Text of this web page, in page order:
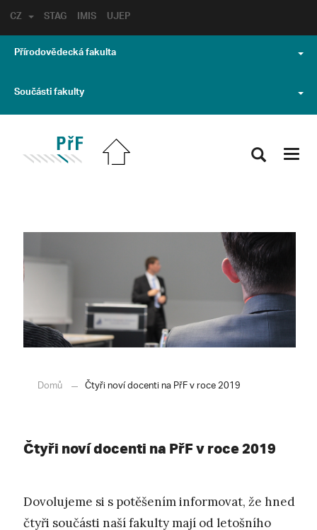
STAG IMIS UJEP
CZ
Přírodovědecká fakulta
Součásti fakulty
Domů Čtyři noví docenti na PřF v roce 2019
Čtyři noví docenti na PřF v roce 2019
Dovolujeme si s potěšením informovat, že hned
čtyři součásti naší fakulty mají od letošního